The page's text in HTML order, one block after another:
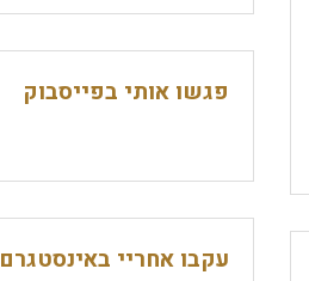
פגשו אותי בפייסבוק
עקבו אחריי באינסטגרם